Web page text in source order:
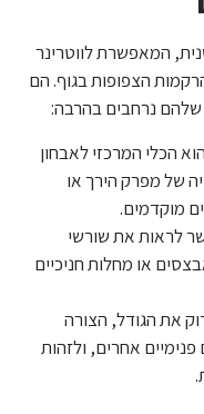
המאפשרת לווטרינר
הצפופות בגוף. הם
נרחבים בהרבה:
הכלי המרכזי לאבחון
של מפרק הירך או
מוקדמים.
לראות את שורשי
או מחלות חניכיים
את הגודל, הצורה
אחרים, ולזהות